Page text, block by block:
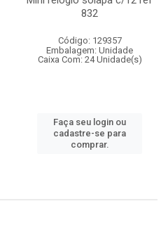
832
Código: 129357
Embalagem: Unidade
Caixa Com: 24 Unidade(s)
Faça seu login ou
cadastre-se para
comprar.